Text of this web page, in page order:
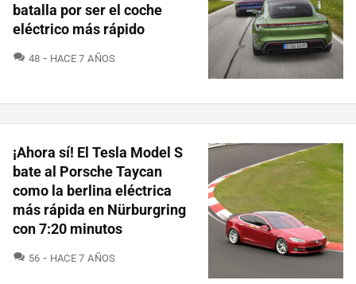
batalla por ser el coche
eléctrico más rápido
48 COMENTARIOS
HACE 7 AÑOS
¡Ahora sí! El Tesla Model S
bate al Porsche Taycan
como la berlina eléctrica
más rápida en Nürburgring
con 7:20 minutos
56 COMENTARIOS
HACE 7 AÑOS